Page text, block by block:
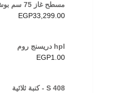
مسطح غاز 75 سم بوش
EGP33,299.00
hpl دريسنج روم
EGP1.00
S 408 - كنبة ثلاثية